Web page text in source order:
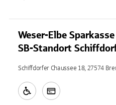
Weser-Elbe Sparkasse
SB-Standort
Schiffdorfer Chaussee 18, 27574